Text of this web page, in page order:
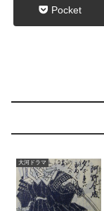
Pocket
大河ドラマ